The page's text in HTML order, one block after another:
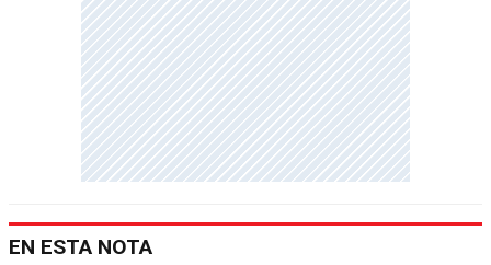
EN ESTA NOTA